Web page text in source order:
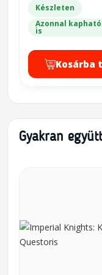
Készleten
Azonnal
is
Kosárba
Gyakran